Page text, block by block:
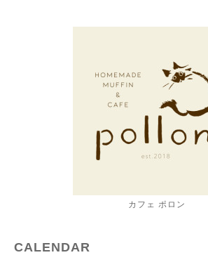
カフェ ポロン
CALENDAR